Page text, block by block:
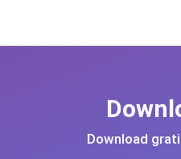
Download